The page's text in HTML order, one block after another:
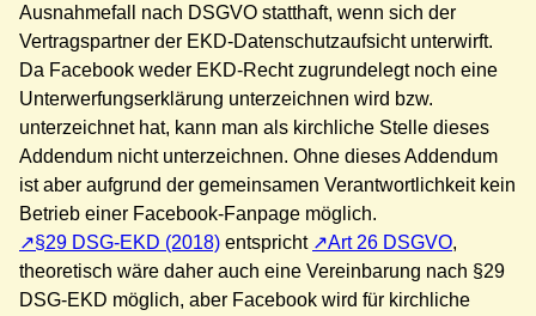
Ausnahmefall nach DSGVO statthaft, wenn sich der
Vertragspartner der EKD-Datenschutzaufsicht unterwirft.
Da Facebook weder EKD-Recht zugrundelegt noch eine
Unterwerfungserklärung unterzeichnen wird bzw.
unterzeichnet hat, kann man als kirchliche Stelle dieses
Addendum nicht unterzeichnen. Ohne dieses Addendum
ist aber aufgrund der gemeinsamen Verantwortlichkeit kein
Betrieb einer Facebook-Fanpage möglich.
§29 DSG-EKD (2018) entspricht Art 26 DSGVO,
theoretisch wäre daher auch eine Vereinbarung nach §29
DSG-EKD möglich, aber Facebook wird für kirchliche